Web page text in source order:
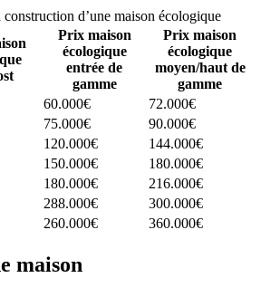
d’une maison écologique
Prix maison
écologique
entrée de
gamme
Prix maison
écologique
moyen/haut de
gamme
60.000€
72.000€
75.000€
90.000€
120.000€
144.000€
150.000€
180.000€
180.000€
216.000€
288.000€
300.000€
260.000€ 360.000€
maison